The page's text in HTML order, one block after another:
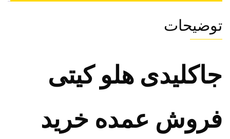
توضیحات
جاکلیدی هلو کیتی
فروش عمده خرید